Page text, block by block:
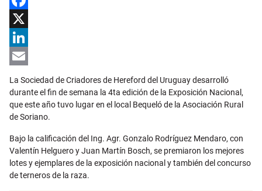
Facebook
X
LinkedIn
La Sociedad de Criadores de Hereford del Uruguay desarrolló
durante el fin de semana la 4ta edición de la Exposición Nacional,
que este año tuvo lugar en el local Bequeló de la Asociación Rural
de Soriano.
Bajo la calificación del Ing. Agr. Gonzalo Rodríguez Mendaro, con
Valentín Helguero y Juan Martín Bosch, se premiaron los mejores
lotes y ejemplares de la exposición nacional y también del concurso
de terneros de la raza.